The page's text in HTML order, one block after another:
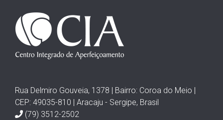
Rua Delmiro Gouveia, 1378 | Bairro: Coroa do Meio |
CEP: 49035-810 | Aracaju - Sergipe, Brasil
(79) 3512-2502